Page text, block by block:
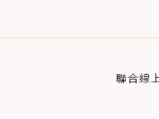
聯合線